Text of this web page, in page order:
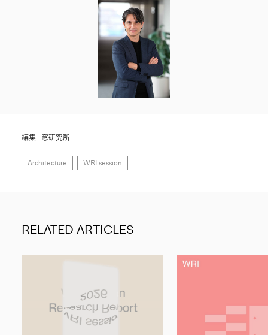
編集 : 窓研究所
Architecture WRI session
RELATED ARTICLES